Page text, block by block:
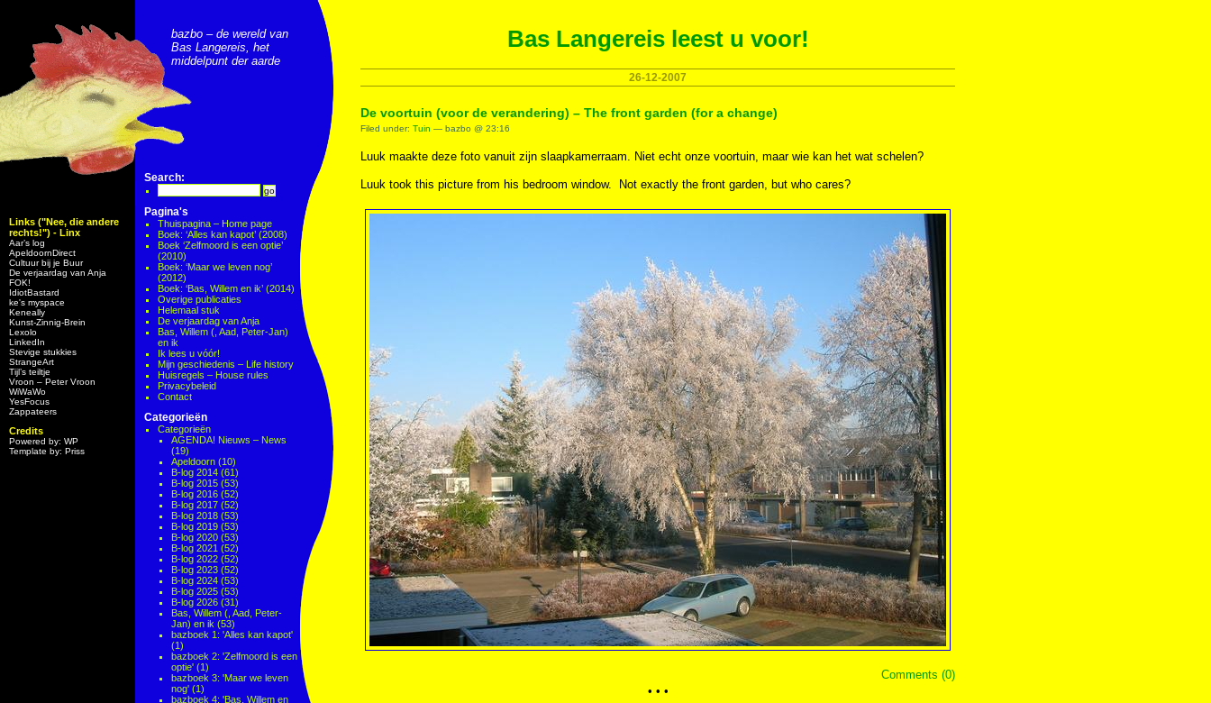
Links ("Nee, die andere
rechts!") - Linx
Aar’s log
ApeldoornDirect
Cultuur bij je Buur
De verjaardag van Anja
FOK!
IdiotBastard
ke's myspace
Keneally
Kunst-Zinnig-Brein
Lexolo
LinkedIn
Stevige stukkies
StrangeArt
Tijl’s teiltje
Vroon – Peter Vroon
WiWaWo
YesFocus
Zappateers
Credits
Powered by: WP
Template by: Priss
bazbo – de wereld van
Bas Langereis, het
middelpunt der aarde
Search:
Pagina's
Thuispagina – Home page
Boek: ‘Alles kan kapot’ (2008)
Boek ‘Zelfmoord is een optie’
(2010)
Boek: ‘Maar we leven nog’
(2012)
Boek: ‘Bas, Willem en ik’ (2014)
Overige publicaties
Helemaal stuk
De verjaardag van Anja
Bas, Willem (, Aad, Peter-Jan)
en ik
Ik lees u vóór!
Mijn geschiedenis – Life history
Huisregels – House rules
Privacybeleid
Contact
Categorieën
Categorieën
AGENDA! Nieuws – News
(19)
Apeldoorn (10)
B-log 2014 (61)
B-log 2015 (53)
B-log 2016 (52)
B-log 2017 (52)
B-log 2018 (53)
B-log 2019 (53)
B-log 2020 (53)
B-log 2021 (52)
B-log 2022 (52)
B-log 2023 (52)
B-log 2024 (53)
B-log 2025 (53)
B-log 2026 (31)
Bas, Willem (, Aad, Peter-
Jan) en ik (53)
bazboek 1: 'Alles kan kapot'
(1)
bazboek 2: 'Zelfmoord is een
optie' (1)
bazboek 3: 'Maar we leven
nog' (1)
bazboek 4: 'Bas, Willem en
Bas Langereis leest u voor!
26-12-2007
De voortuin (voor de verandering) – The front garden (for a change)
Filed under: Tuin — bazbo @ 23:16
Luuk maakte deze foto vanuit zijn slaapkamerraam. Niet echt onze voortuin, maar wie kan het wat schelen?
Luuk took this picture from his bedroom window. Not exactly the front garden, but who cares?
Comments (0)
• • •